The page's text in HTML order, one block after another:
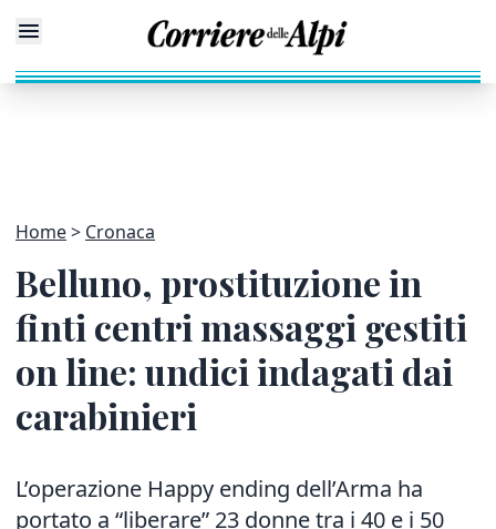
Home Cronaca
Belluno, prostituzione in
finti centri massaggi gestiti
on line: undici indagati dai
carabinieri
L’operazione Happy ending dell’Arma ha
portato a “liberare” 23 donne tra i 40 e i 50